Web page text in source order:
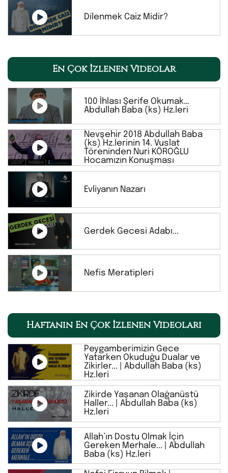
Dilenmek Caiz Midir?
En Çok İzlenen Videolar
100 İhlası Şerife Okumak…
Abdullah Baba (ks) Hz.leri
Nevşehir 2018 Abdullah Baba
(ks) Hz.lerinin 14. Vuslat
Töreninden Nuri KÖROĞLU
Hocamızın Konuşması
Evliyanın Nazarı
Gerdek Gecesi Adabı...
Nefis Meratipleri
Haftanın En Çok İzlenen Videoları
Peygamberimizin Gece
Yatarken Okuduğu Dualar ve
Zikirler... | Abdullah Baba (ks)
Hz.leri
Zikirde Yaşanan Olağanüstü
Haller... | Abdullah Baba (ks)
Hz.leri
Allah’ın Dostu Olmak İçin
Gereken Merhale... | Abdullah
Baba (ks) Hz.leri